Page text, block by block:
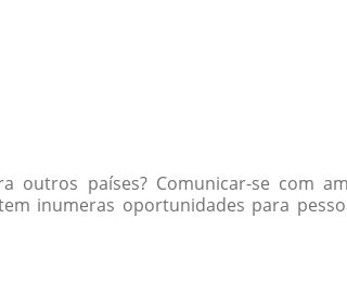
outros países? Comunicar-se com
inumeras oportunidades para